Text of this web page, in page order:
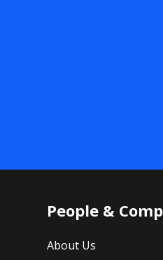
People &
About Us